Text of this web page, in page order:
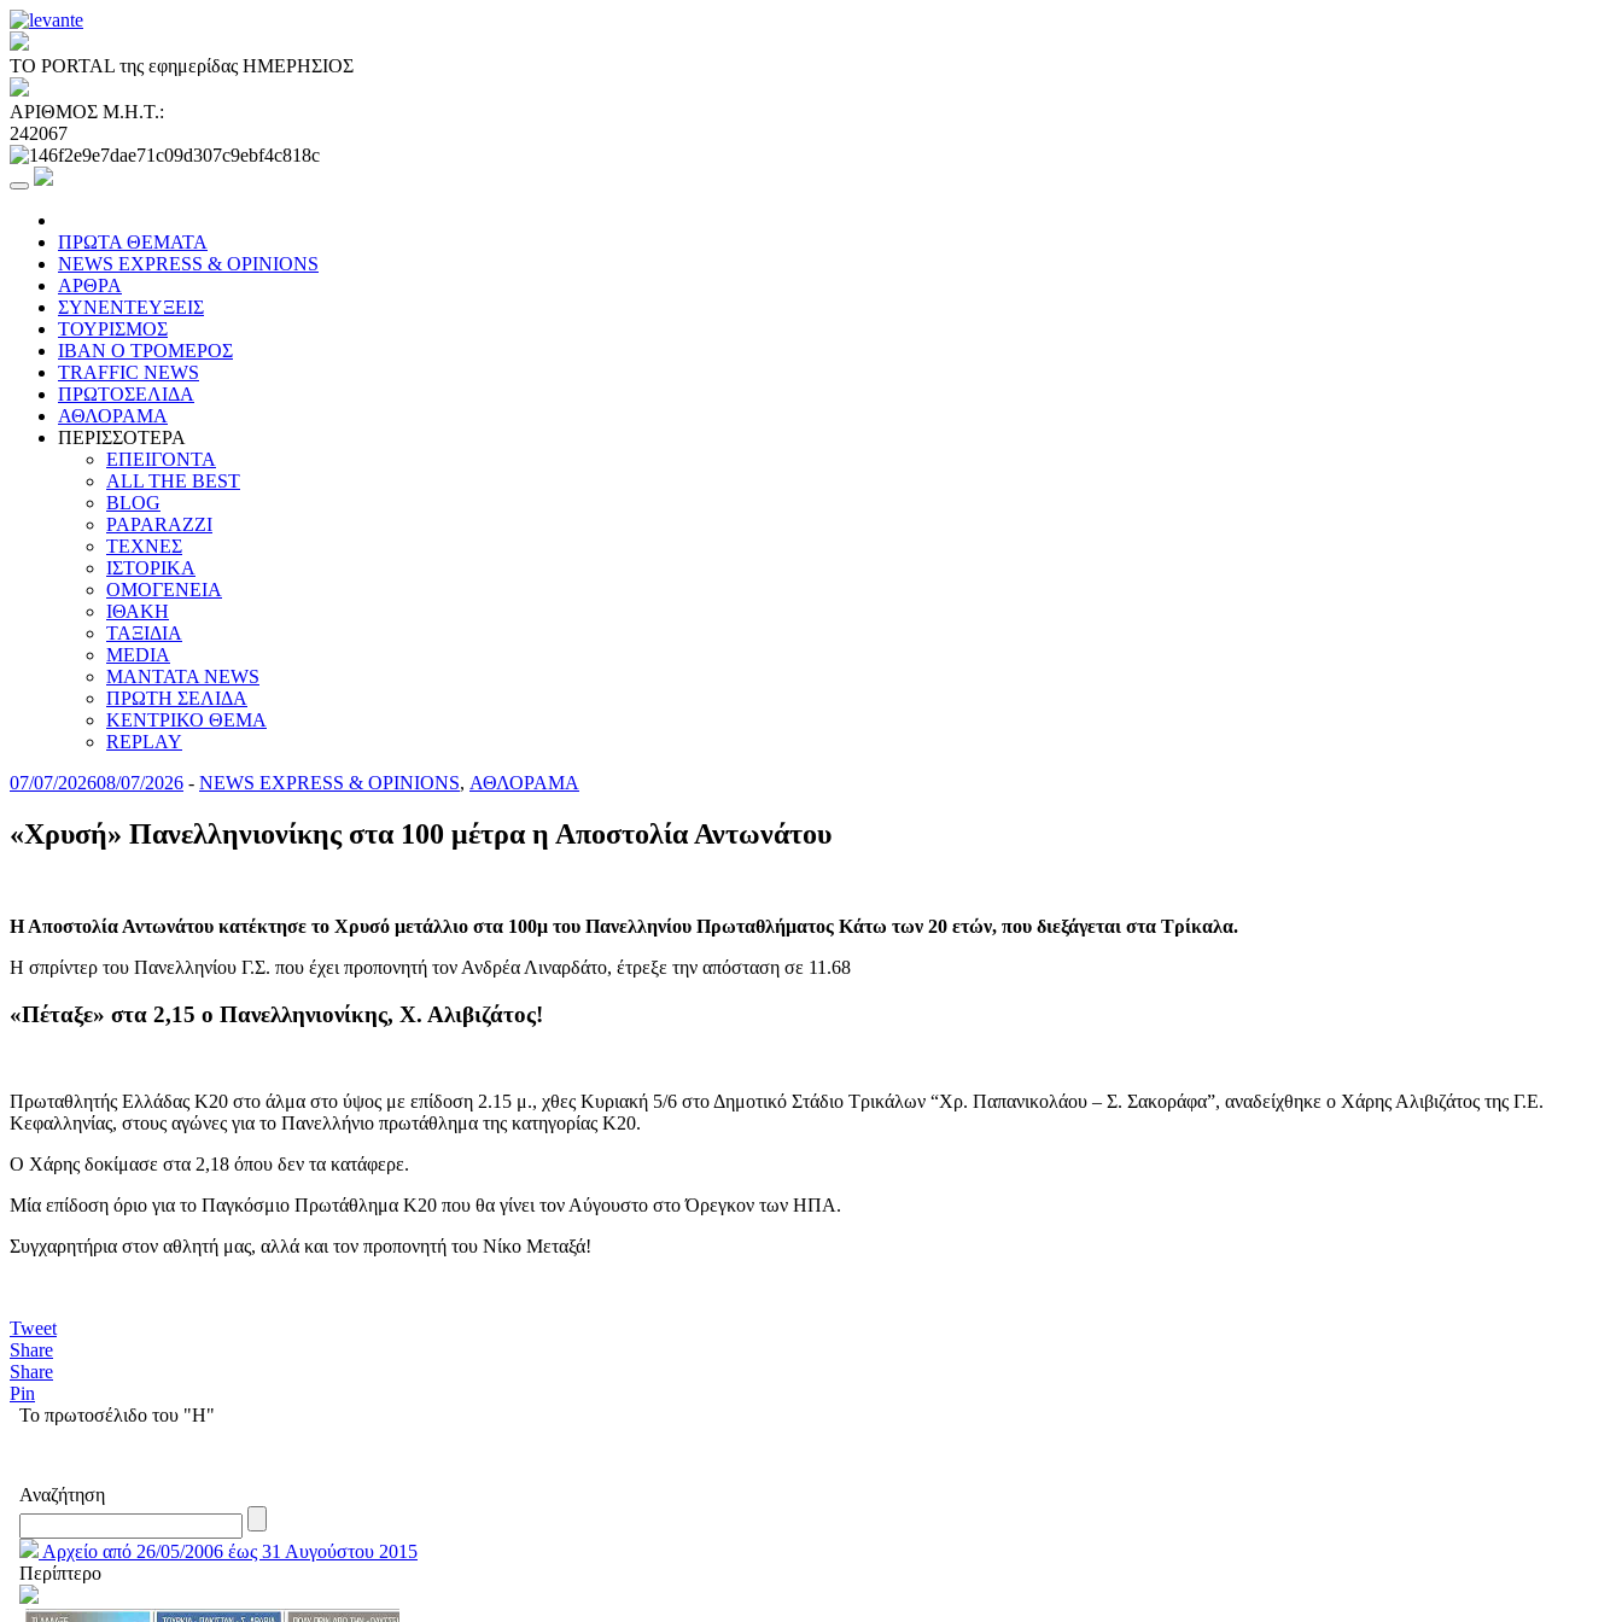
ΤΟ PORTAL της εφημερίδας ΗΜΕΡΗΣΙΟΣ
ΑΡΙΘΜΟΣ Μ.Η.Τ.:
242067
ΠΡΩΤΑ ΘΕΜΑΤΑ
NEWS EXPRESS & OPINIONS
ΑΡΘΡΑ
ΣΥΝΕΝΤΕΥΞΕΙΣ
ΤΟΥΡΙΣΜΟΣ
ΙΒΑΝ Ο ΤΡΟΜΕΡΟΣ
TRAFFIC NEWS
ΠΡΩΤΟΣΕΛΙΔΑ
ΑΘΛΟΡΑΜΑ
ΠΕΡΙΣΣΟΤΕΡΑ
ΕΠΕΙΓΟΝΤΑ
ALL THE BEST
BLOG
PAPARAZZI
ΤΕΧΝΕΣ
ΙΣΤΟΡΙΚΑ
ΟΜΟΓΕΝΕΙΑ
ΙΘΑΚΗ
ΤΑΞΙΔΙΑ
MEDIA
MANTATA NEWS
ΠΡΩΤΗ ΣΕΛΙΔΑ
ΚΕΝΤΡΙΚΟ ΘΕΜΑ
REPLAY
07/07/202608/07/2026 - NEWS EXPRESS & OPINIONS, ΑΘΛΟΡΑΜΑ
«Χρυσή» Πανελληνιονίκης στα 100 μέτρα η Αποστολία Αντωνάτου
Η Αποστολία Αντωνάτου κατέκτησε το Χρυσό μετάλλιο στα 100μ του Πανελληνίου Πρωταθλήματος Κάτω των 20 ετών, που διεξάγεται στα Τρίκαλα.
Η σπρίντερ του Πανελληνίου Γ.Σ. που έχει προπονητή τον Ανδρέα Λιναρδάτο, έτρεξε την απόσταση σε 11.68
«Πέταξε» στα 2,15 ο Πανελληνιονίκης, Χ. Αλιβιζάτος!
Πρωταθλητής Ελλάδας Κ20 στο άλμα στο ύψος με επίδοση 2.15 μ., χθες Κυριακή 5/6 στο Δημοτικό Στάδιο Τρικάλων “Χρ. Παπανικολάου – Σ. Σακοράφα”, αναδείχθηκε ο Χάρης Αλιβιζάτος της Γ.Ε.
Κεφαλληνίας, στους αγώνες για το Πανελλήνιο πρωτάθλημα της κατηγορίας Κ20.
Ο Χάρης δοκίμασε στα 2,18 όπου δεν τα κατάφερε.
Μία επίδοση όριο για το Παγκόσμιο Πρωτάθλημα Κ20 που θα γίνει τον Αύγουστο στο Όρεγκον των ΗΠΑ.
Συγχαρητήρια στον αθλητή μας, αλλά και τον προπονητή του Νίκο Μεταξά!
Tweet
Share
Share
Pin
Το πρωτοσέλιδο του "Η"
Αναζήτηση
Αρχείο από 26/05/2006 έως 31 Αυγούστου 2015
Περίπτερο